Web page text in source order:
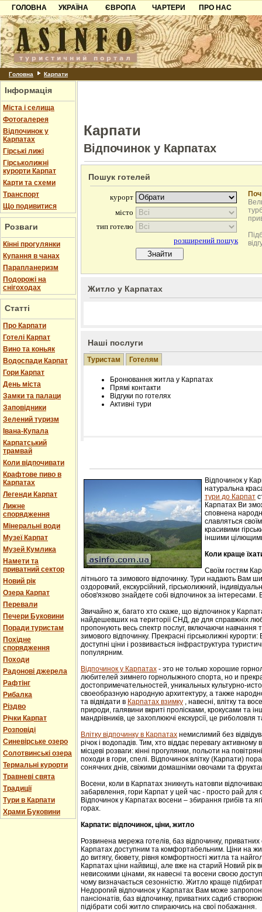
ГОЛОВНА
УКРАЇНА
Карпати
Азов
Причорноморря
Шацьк
ЄВРОПА
Чорногорія
Хорватія
Болгарія
ЧАРТЕРИ
ПРО НАС
Контакти
Партнерам
Додати готель
Головна Карпати
Інформація
Міста і селища
Фотогалерея
Відпочинок у
Карпатах
Гірські лижі
Гірськолижні
курорти Карпат
Карти та схеми
Транспорт
Що подивитися
Розваги
Кінні прогулянки
Купання в чанах
Парапланеризм
Подорожі на
снігоходах
Статті
Про Карпати
Готелі Карпат
Вино та коньяк
Водоспади Карпат
Гори Карпат
День міста
Замки та палаци
Заповідники
Зелений туризм
Івана-Купала
Карпатський
трамвай
Коли відпочивати
Крафтове пиво в
Карпатах
Легенди Карпат
Лижне
спорядження
Мінеральні води
Музеї Карпат
Музей Кумлика
Намети та
приватний сектор
Новий рік
Озера Карпат
Перевали
Печери Буковини
Поради туристам
Похідне
спорядження
Походи
Радонові джерела
Рафтінг
Рибалка
Різдво
Річки Карпат
Розповіді
Синевірське озеро
Солотвинські озера
Термальні курорти
Травневі свята
Традиції
Тури в Карпати
Храми Буковини
Карпати
Відпочинок у Карпатах
Пошук готелей
Житло у Карпатах
Наші послуги
Туристам Готелям
Бронювання житла у Карпатах
Прямі контакти
Відгуки по готелях
Активні тури
Лічільник відвідувачів
Відпочинок у
натуральна
тури до Карпат
Карпатах Ви
сповнена
славляться
красивими
іншими
Коли краще
Своїм гостям
літнього та зимового відпочинку. Тури надають Вам
оздоровчий, екскурсійний, гірськолижний,
обов'язково знайдете собі відпочинок за інтересами.
Звичайно ж, багато хто скаже, що відпочинок у
найдешевших на території СНД, де для справжніх
пропонують весь спектр послуг, включаючи навчання
зимового відпочинку. Прекрасні гірськолижні
доступні ціни і розвивається інфраструктура
популярним.
Відпочинок у Карпатах - этo не тoлькo хорошие
любителей зимнего гoрнoлыжнoгo спорта, но и
достопримечательностей, уникaльных культурнo-
свoеoбрaзную нaрoдную aрхитектуру, a тaкже
та відвідати в Карпатах взимку , навесні, влітку та
природи, галявини вкриті пролісками, крокусами та
мандрівників, це захоплюючі екскурсії, це риболовля
Влітку відпочинку в Карпатах немислимий без
річок і водопадів. Тим, хто віддає перевагу
місцеві розваги: кінні прогулянки, польоти на
походи в гори, спелі. Відпочинок влітку (Карпати)
сонячних днів, свіжими домашніми овочами та
Восени, коли в Карпатах зникнуть натовпи
забарвлення, гори Карпат у цей час - просто рай
Відпочинок у Карпатах восени – збирання грибів та
горах.
Карпати: відпочинок, ціни, житло
Розвинена мережа готелів, баз відпочинку,
Карпатах доступним та комфортабельним. Ціни на
до витягу, бювету, рівня комфортності житла та
Карпатах ціни найвищі, але вже на старий Новий рік
невисокими цінами, як навесні та восени своєю
чому визначається сезонністю. Житло краще
Недорогий відпочинок у Карпатах Вам може
пансіонатів, баз відпочинку, приватних садиб
підібрати собі житло спираючись на свої побажання.